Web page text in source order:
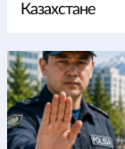
Казахстане